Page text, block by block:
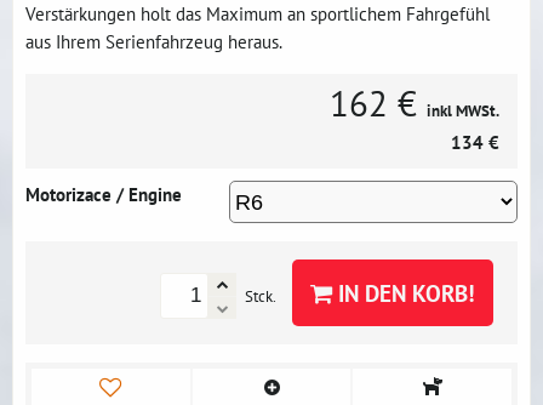
Verstärkungen holt das Maximum an sportlichem Fahrgefühl
aus Ihrem Serienfahrzeug heraus.
162 € inkl MWSt.
134 €
Motorizace / Engine
Stck. IN DEN KORB!